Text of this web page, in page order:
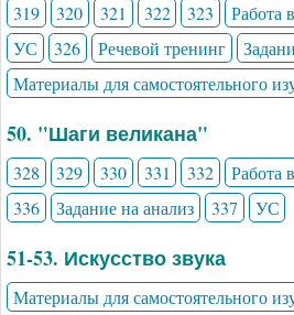
319 320 321 322 323 Работа
УС
326 Речевой тренинг
Материалы для самостоятельного
50. "Шаги великана"
328 329 330 331 332 Работа
336
Задание на анализ 337 УС
51-53. Искусство звука
Материалы для самостоятельного